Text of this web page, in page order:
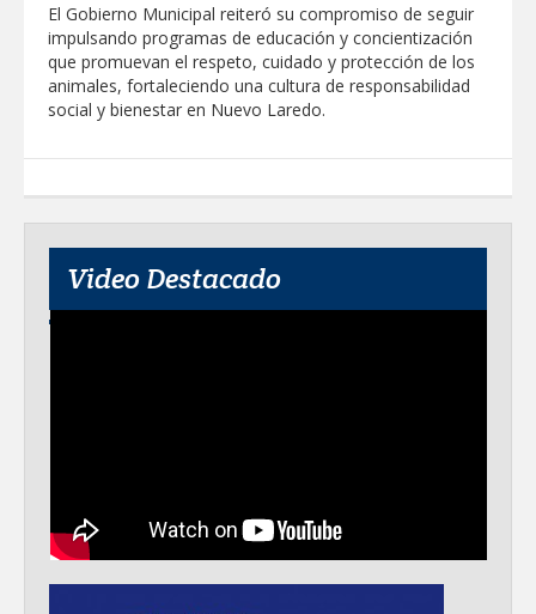
El Gobierno Municipal reiteró su compromiso de seguir
impulsando programas de educación y concientización
que promuevan el respeto, cuidado y protección de los
animales, fortaleciendo una cultura de responsabilidad
social y bienestar en Nuevo Laredo.
Video Destacado